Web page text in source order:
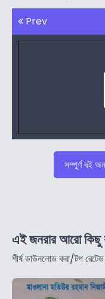
Prev
সম্পুর্ণ বই
এই জনরার আরো কিছু
শীর্ষ ডাউনলোড করা/টপ